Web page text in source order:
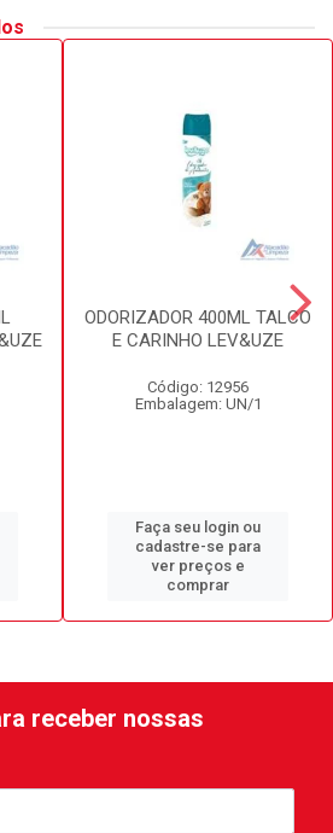
ODORIZADOR 400ML TALCO
E CARINHO LEV&UZE
Código: 12956
Embalagem: UN/1
Faça seu login ou
cadastre-se para
ver preços e
comprar
receber nossas